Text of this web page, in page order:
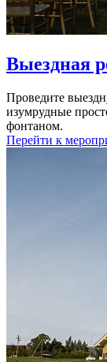
Выездная
Проведите
изумрудные
фонтаном.
Перейти к